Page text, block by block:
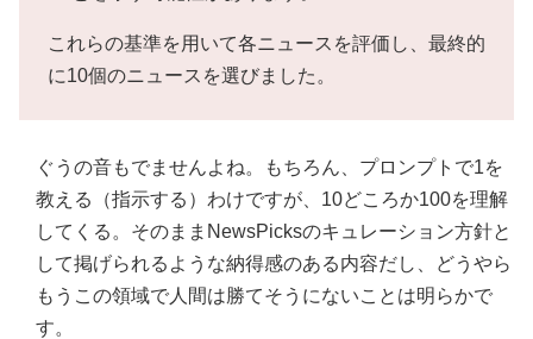
これらの基準を用いて各ニュースを評価し、最終的
に10個のニュースを選びました。
ぐうの音もでませんよね。もちろん、プロンプトで1を
教える（指示する）わけですが、10どころか100を理解
してくる。そのままNewsPicksのキュレーション方針と
して掲げられるような納得感のある内容だし、どうやら
もうこの領域で人間は勝てそうにないことは明らかで
す。